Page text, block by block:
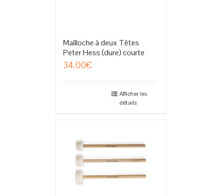
Mailloche à deux Têtes
Peter Hess (dure) courte
34.00€
Afficher les
détails